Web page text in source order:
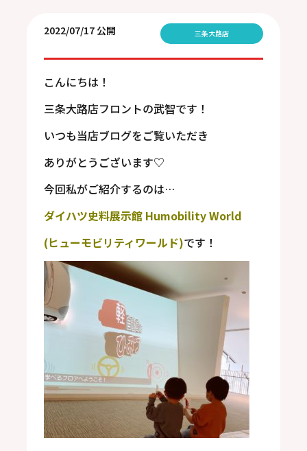
2022/07/17 公開 三条大路店
こんにちは！
三条大路店フロントの武智です！
いつも当店ブログをご覧いただき
ありがとうございます♡
今回私がご紹介するのは…
ダイハツ史料展示館 Humobility World
(ヒューモビリティワールド)です！